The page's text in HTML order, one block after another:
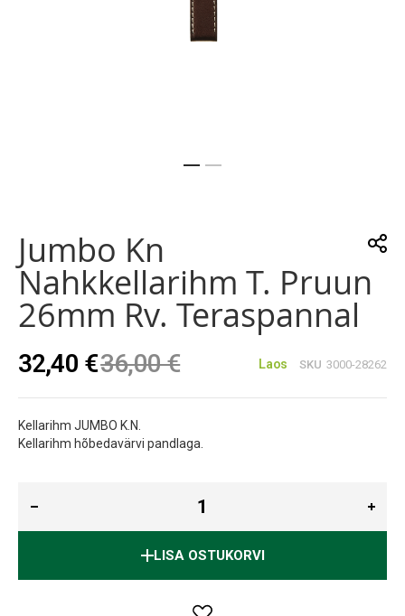
beginning
the
images
gallery
Jumbo Kn
Nahkkellarihm T. Pruun
26mm Rv. Teraspannal
32,40 €36,00 € Laos SKU 3000-28262
Kellarihm JUMBO K.N.
Kellarihm hõbedavärvi pandlaga.
LISA OSTUKORVI